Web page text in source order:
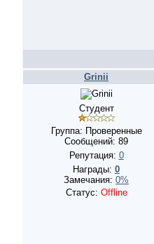
Grinii
Студент
Группа: Проверенные
Сообщений: 89
Репутация: 0
Награды: 0
Замечания: 0%
Статус: Offline